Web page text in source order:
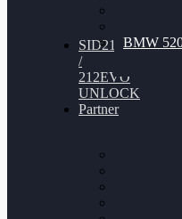
BMW
SID212
/
212EVO
UNLOCK
Partner